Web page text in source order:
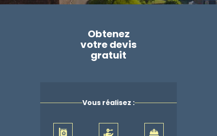
Obtenez
votre devis
gratuit
Vous réalisez :